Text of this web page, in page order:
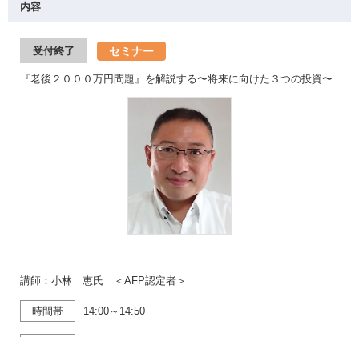
内容
受付終了 セミナー
『老後２０００万円問題』を解説する〜将来に向けた３つの投資〜
講師：小林 恵氏 ＜AFP認定者＞
時間帯 14:00～14:50